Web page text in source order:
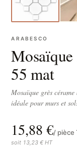
ARABESCO
55 mat
Mosaïque grès
idéale pour murs et
15,88 €/ pièce
soit 13,23 € HT